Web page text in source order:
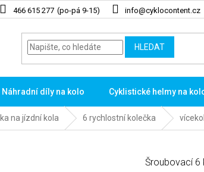
466 615 277 info@cyklocontent.cz
HLEDAT
Náhradní díly na kolo Cyklistické helmy na
na jízdní kola 6 rychlostní kolečka
Šroubovací 6